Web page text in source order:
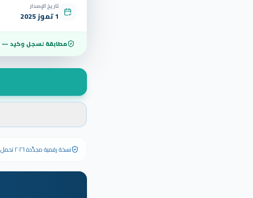
تاريخ الإصدار
1 تموز 2025
مطابقة لسجل وكيد —
نسخة رقمية مجدَّدة ٢٠٢٦ تحمل رقم الشهادة الأصلي وبياناته كاملة — الشهادة الورقية الأصلية تبقى سارية المفعول.